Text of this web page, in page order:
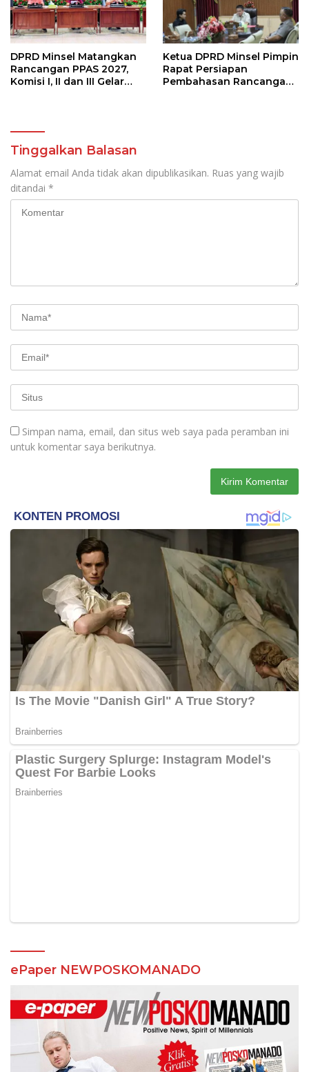
DPRD Minsel Matangkan
Rancangan PPAS 2027,
Komisi I, II dan III Gelar
Ketua DPRD Minsel Pimpin
Rapat Persiapan
Pembahasan Rancangan
Tinggalkan Balasan
Alamat email Anda tidak akan dipublikasikan. Ruas yang wajib
ditandai *
Simpan nama, email, dan situs web saya pada peramban ini
untuk komentar saya berikutnya.
ePaper NEWPOSKOMANADO